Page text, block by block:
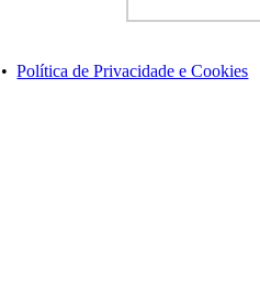
•Política de Privacidade e Cookies